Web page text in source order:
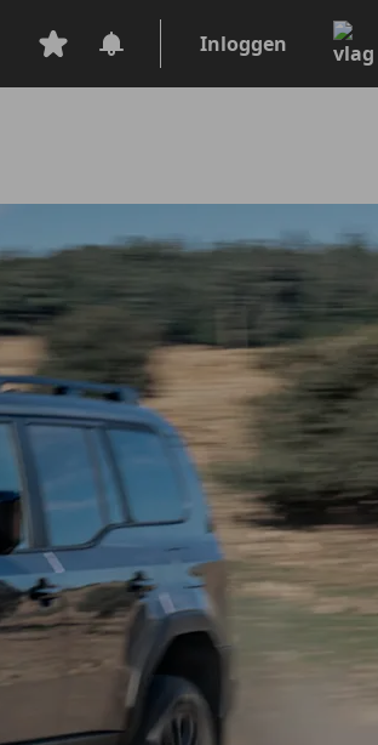
Inloggen